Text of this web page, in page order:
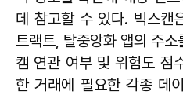
데 참고할 수 있다. 빅스
트랙트, 탈중앙화 앱의 주
캠 연관 여부 및 위험도 점
한 거래에 필요한 각종 데